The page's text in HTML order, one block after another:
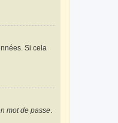
Si cela
mot de passe.